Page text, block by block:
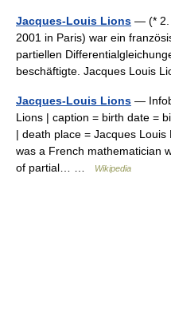
Jacques-Louis Lions — (* 2.
2001 in Paris) war ein
partiellen
beschäftigte. Jacques Louis
Jacques-Louis Lions —
Lions | caption = birth date =
| death place = Jacques
was a French mathematician
of partial… …
Wikipedia